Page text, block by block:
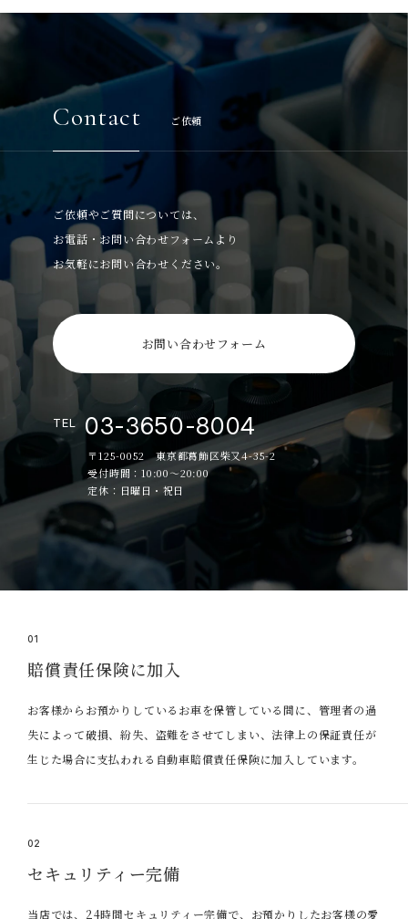
Contact ご依頼
ご依頼やご質問については、
お電話・お問い合わせフォームより
お気軽にお問い合わせください。
お問い合わせフォーム
TEL 03-3650-8004
〒125-0052 東京都葛飾区柴又4-35-2
受付時間：10:00～20:00
定休：日曜日・祝日
01
賠償責任保険に加入
お客様からお預かりしているお車を保管している間に、管理者の過
失によって破損、紛失、盗難をさせてしまい、法律上の保証責任が
生じた場合に支払われる自動車賠償責任保険に加入しています。
02
セキュリティー完備
当店では、24時間セキュリティー完備で、お預かりしたお客様の愛